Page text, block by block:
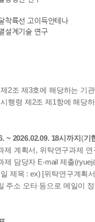
착륙선 고이득안테나
설계기술 연구
2조 제3호에 해당하는 기관
행령 제2조 제1항에 해당
~ 2026.02.09. 18시까지 (기
제 계획서, 위탁연구과제
제 담당자 E-mail 제출
제목 : ex) [위탁연구계획
주소 오타 등으로 메일이